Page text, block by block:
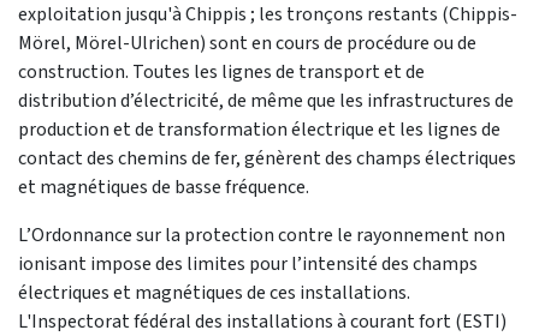
exploitation jusqu'à Chippis ; les tronçons restants (Chippis-
Mörel, Mörel-Ulrichen) sont en cours de procédure ou de
construction. Toutes les lignes de transport et de
distribution d’électricité, de même que les infrastructures de
production et de transformation électrique et les lignes de
contact des chemins de fer, génèrent des champs électriques
et magnétiques de basse fréquence.
L’Ordonnance sur la protection contre le rayonnement non
ionisant impose des limites pour l’intensité des champs
électriques et magnétiques de ces installations.
L'Inspectorat fédéral des installations à courant fort (ESTI)